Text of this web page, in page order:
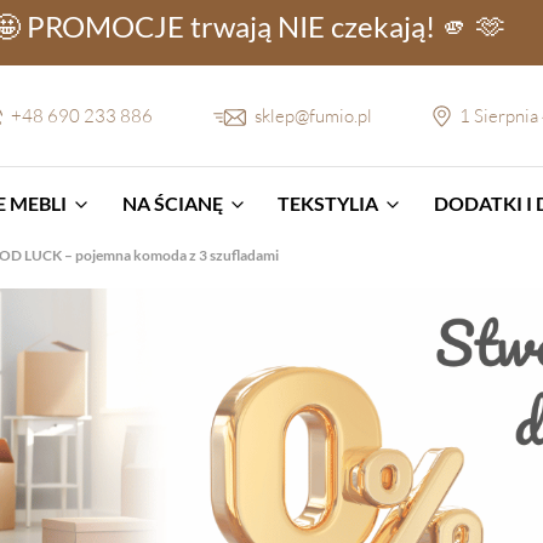
PROMOCJE trwają NIE czekają! 🫵 🫶
+48 690 233 886 sklep@fumio.pl 1 Sierpnia
MEBLI NA ŚCIANĘ TEKSTYLIA DODATKI I
LUCK – pojemna komoda z 3 szufladami